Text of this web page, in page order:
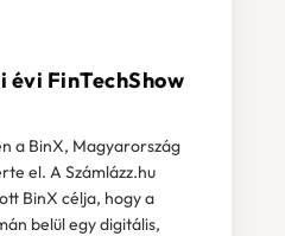
évi FinTechShow
a BinX, Magyarország
el. A Számlázz.hu
BinX célja, hogy a
belül egy digitális,